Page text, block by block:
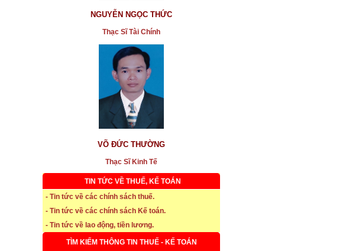
NGUYỄN NGỌC THỨC
Thạc Sĩ Tài Chính
VÕ ĐỨC THƯỜNG
Thạc Sĩ Kinh Tế
TIN TỨC VỀ THUẾ, KẾ TOÁN
- Tin tức về các chính sách thuế.
- Tin tức về các chính sách Kế toán.
- Tin tức về lao động, tiền lương.
TÌM KIẾM THÔNG TIN THUẾ - KẾ TOÁN